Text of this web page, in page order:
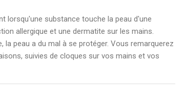
lorsqu'une substance touche la peau d'une
allergique et une dermatite sur les mains.
la peau a du mal à se protéger. Vous remarquerez
suivies de cloques sur vos mains et vos